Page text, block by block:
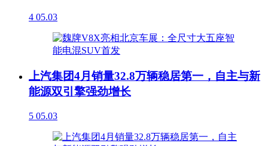
4 05.03
上汽集团4月销量32.8万辆稳居第一，自主与新
能源双引擎强劲增长
5 05.03